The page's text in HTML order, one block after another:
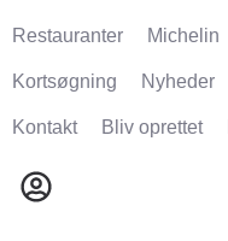
Restauranter Michelin
Kortsøgning Nyheder
Kontakt Bliv oprettet